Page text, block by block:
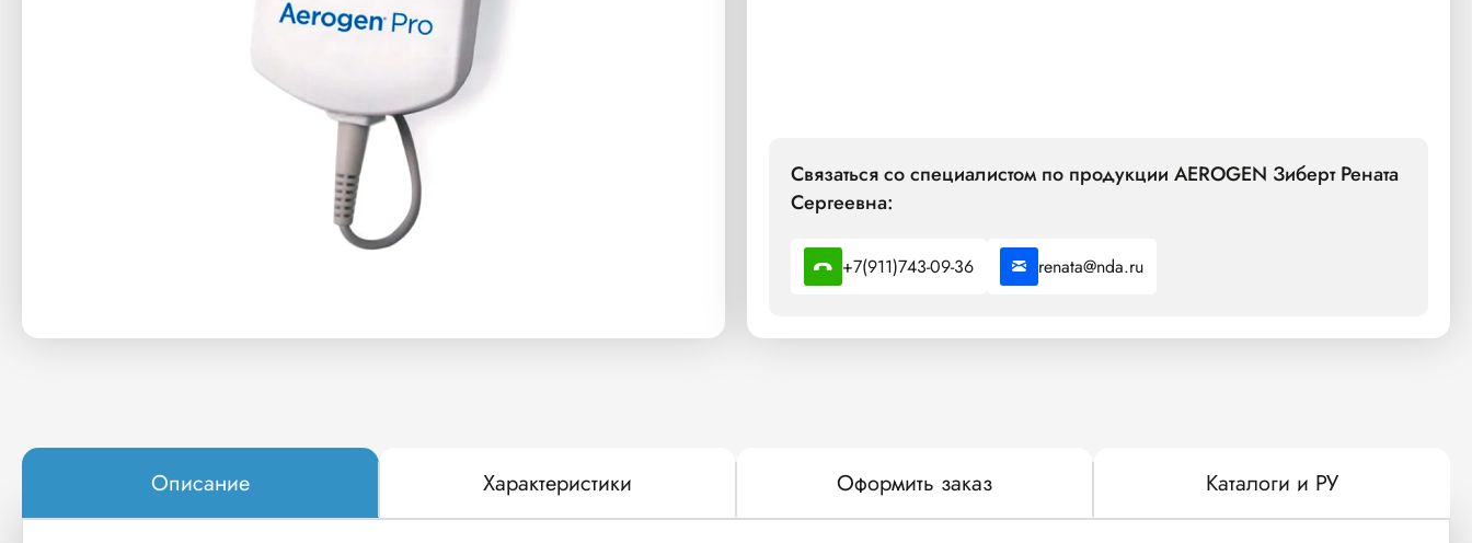
Связаться со специалистом по продукции AEROGEN Зиберт Рената
Сергеевна:
+7(911)743-09-36 renata@nda.ru
Описание Характеристики Оформить заказ Каталоги и РУ